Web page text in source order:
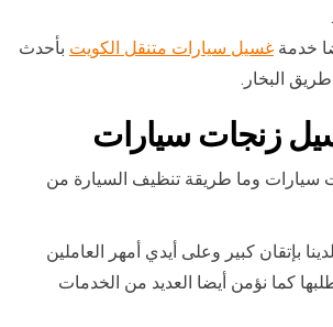
خدمة غسيل سيارات متنقل الكويت بأحدث
البخار.
زنجات سيارات
سيارات وما طريقة تنظيف السيارة من
بإتقان كبير وعلى أيدي أمهر العاملين
كما نؤمن أيضا العديد من الخدمات